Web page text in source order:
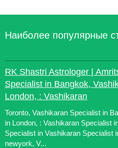
Наиболее популярные
RK Shastri Astrologer |
Specialist in Bangkok,
London, : Vashikaran
Toronto, Vashikaran Specialist in
in London, : Vashikaran Specialist
Specialist in Vashikaran Specialist
newyork, V...